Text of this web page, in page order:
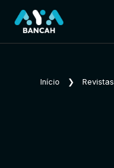
Início ❯ Revistas